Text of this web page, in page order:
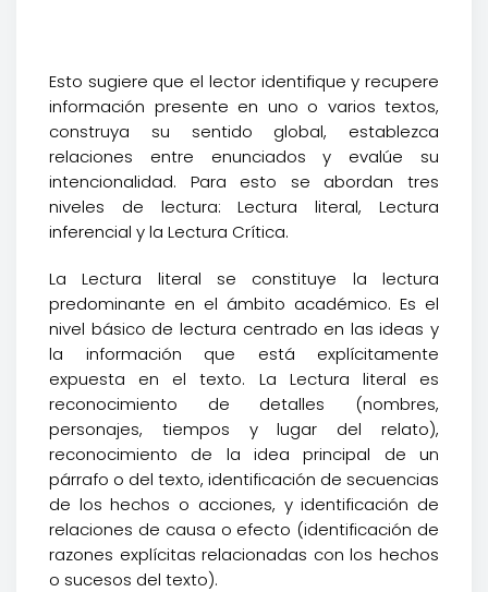
Esto sugiere que el lector identifique y recupere
información presente en uno o varios textos,
construya su sentido global, establezca
relaciones entre enunciados y evalúe su
intencionalidad. Para esto se abordan tres
niveles de lectura: Lectura literal, Lectura
inferencial y la Lectura Crítica.
La Lectura literal se constituye la lectura
predominante en el ámbito académico. Es el
nivel básico de lectura centrado en las ideas y
la información que está explícitamente
expuesta en el texto. La Lectura literal es
reconocimiento de detalles (nombres,
personajes, tiempos y lugar del relato),
reconocimiento de la idea principal de un
párrafo o del texto, identificación de secuencias
de los hechos o acciones, y identificación de
relaciones de causa o efecto (identificación de
razones explícitas relacionadas con los hechos
o sucesos del texto).